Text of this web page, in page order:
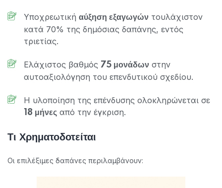
Υποχρεωτική αύξηση εξαγωγών τουλάχιστον
κατά 70% της δημόσιας δαπάνης, εντός
τριετίας.
Ελάχιστος βαθμός 75 μονάδων στην
αυτοαξιολόγηση του επενδυτικού σχεδίου.
Η υλοποίηση της επένδυσης ολοκληρώνεται σε
18 μήνες από την έγκριση.
Τι Χρηματοδοτείται
Οι επιλέξιμες δαπάνες περιλαμβάνουν: